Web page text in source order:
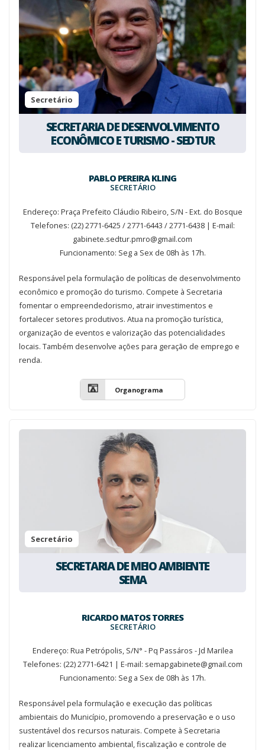
Secretário
SECRETARIA DE DESENVOLVIMENTO
ECONÔMICO E TURISMO - SEDTUR
PABLO PEREIRA KLING
SECRETÁRIO
Endereço: Praça Prefeito Cláudio Ribeiro, S/N - Ext. do Bosque
Telefones: (22) 2771-6425 / 2771-6443 / 2771-6438 | E-mail:
gabinete.sedtur.pmro@gmail.com
Funcionamento: Seg a Sex de 08h às 17h.
Responsável pela formulação de políticas de desenvolvimento
econômico e promoção do turismo. Compete à Secretaria
fomentar o empreendedorismo, atrair investimentos e
fortalecer setores produtivos. Atua na promoção turística,
organização de eventos e valorização das potencialidades
locais. Também desenvolve ações para geração de emprego e
renda.
Organograma
Secretário
SECRETARIA DE MEIO AMBIENTE
SEMA
RICARDO MATOS TORRES
SECRETÁRIO
Endereço: Rua Petrópolis, S/N° - Pq Passáros - Jd Marilea
Telefones: (22) 2771-6421 | E-mail: semapgabinete@gmail.com
Funcionamento: Seg a Sex de 08h às 17h.
Responsável pela formulação e execução das políticas
ambientais do Município, promovendo a preservação e o uso
sustentável dos recursos naturais. Compete à Secretaria
realizar licenciamento ambiental, fiscalização e controle de